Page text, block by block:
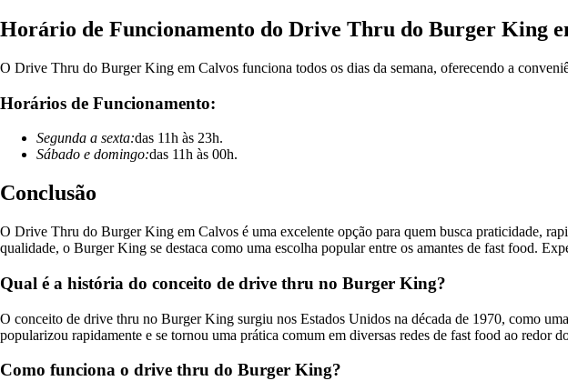
Horário de Funcionamento do Drive Thru do Burger King
O Drive Thru do Burger King em Calvos funciona todos os dias da semana, oferecendo a
Horários de Funcionamento:
Segunda a sexta:das 11h às 23h.
Sábado e domingo:das 11h às 00h.
Conclusão
O Drive Thru do Burger King em Calvos é uma excelente opção para quem busca praticidade,
qualidade, o Burger King se destaca como uma escolha popular entre os amantes de fast food.
Qual é a história do conceito de drive thru no Burger King?
O conceito de drive thru no Burger King surgiu nos Estados Unidos na década de 1970, como
popularizou rapidamente e se tornou uma prática comum em diversas redes de fast food ao redor
Como funciona o drive thru do Burger King?